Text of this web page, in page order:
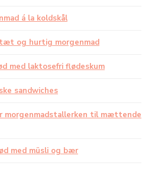
á la koldskål
og hurtig morgenmad
med laktosefri flødeskum
sandwiches
morgenmadstallerken til mættende
med müsli og bær